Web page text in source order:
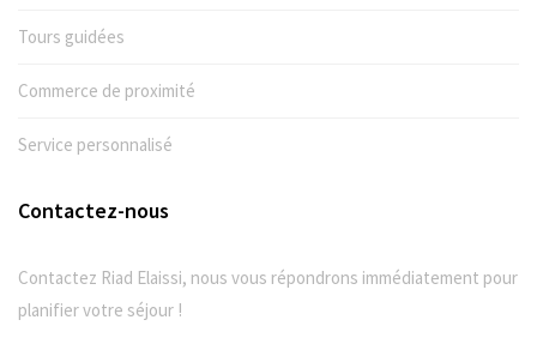
Tours guidées
Commerce de proximité
Service personnalisé
Contactez-nous
Contactez Riad Elaissi, nous vous répondrons immédiatement pour
planifier votre séjour !